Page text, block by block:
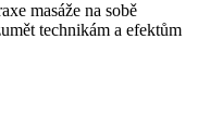
masáže na sobě
technikám a efektům